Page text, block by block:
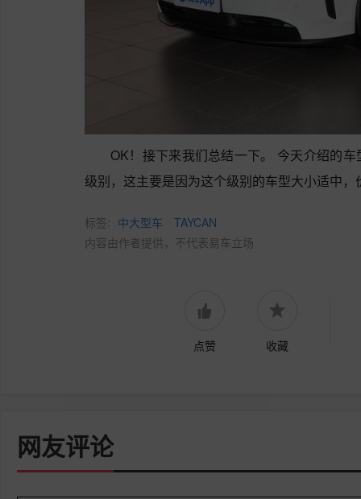
OK！接下来我们总结一下。 今天介绍的
级别，这主要是因为这个级别的车型大小适中，
标签: 中大型车
TAYCAN
内容由作者提供，不代表易车立场
点赞 收藏
网友评论